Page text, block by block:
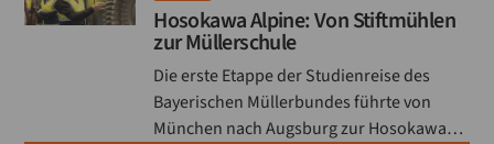
Hosokawa Alpine: Von Stiftmühlen
zur Müllerschule
Die erste Etappe der Studienreise des
Bayerischen Müllerbundes führte von
München nach Augsburg zur Hosokawa